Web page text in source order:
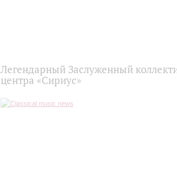
Легендарный Заслуженный
центра «Сириус»